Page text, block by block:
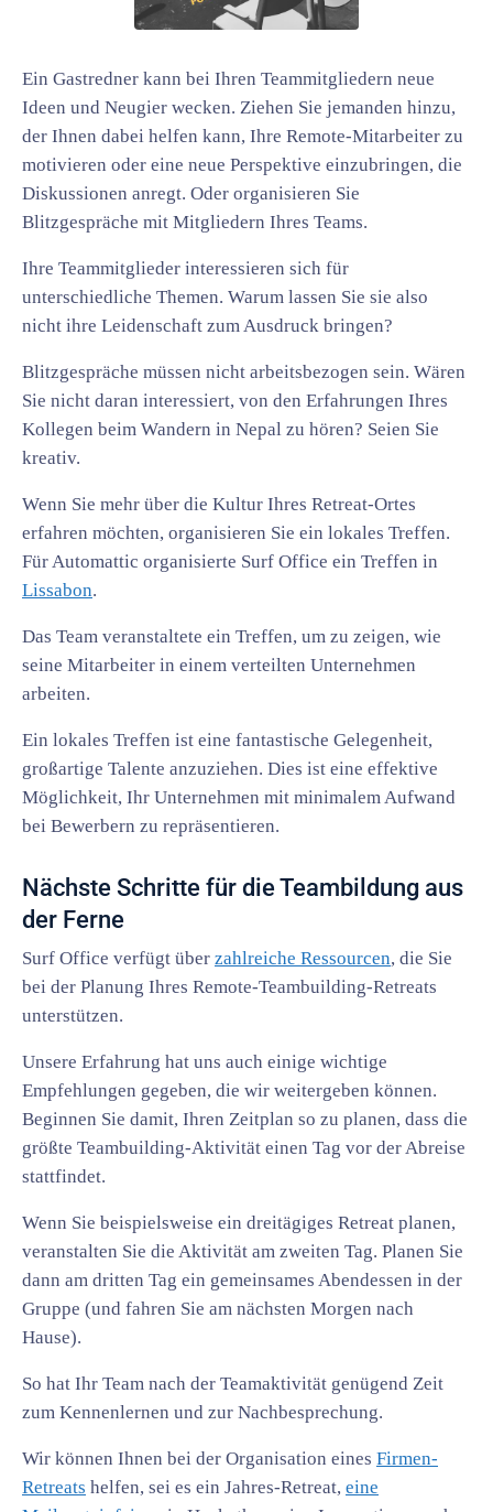
Ein Gastredner kann bei Ihren Teammitgliedern neue
Ideen und Neugier wecken. Ziehen Sie jemanden hinzu,
der Ihnen dabei helfen kann, Ihre Remote-Mitarbeiter zu
motivieren oder eine neue Perspektive einzubringen, die
Diskussionen anregt. Oder organisieren Sie
Blitzgespräche mit Mitgliedern Ihres Teams.
Ihre Teammitglieder interessieren sich für
unterschiedliche Themen. Warum lassen Sie sie also
nicht ihre Leidenschaft zum Ausdruck bringen?
Blitzgespräche müssen nicht arbeitsbezogen sein. Wären
Sie nicht daran interessiert, von den Erfahrungen Ihres
Kollegen beim Wandern in Nepal zu hören? Seien Sie
kreativ.
Wenn Sie mehr über die Kultur Ihres Retreat-Ortes
erfahren möchten, organisieren Sie ein lokales Treffen.
Für Automattic organisierte Surf Office ein Treffen in
Lissabon.
Das Team veranstaltete ein Treffen, um zu zeigen, wie
seine Mitarbeiter in einem verteilten Unternehmen
arbeiten.
Ein lokales Treffen ist eine fantastische Gelegenheit,
großartige Talente anzuziehen. Dies ist eine effektive
Möglichkeit, Ihr Unternehmen mit minimalem Aufwand
bei Bewerbern zu repräsentieren.
Nächste Schritte für die Teambildung aus
der Ferne
Surf Office verfügt über zahlreiche Ressourcen, die Sie
bei der Planung Ihres Remote-Teambuilding-Retreats
unterstützen.
Unsere Erfahrung hat uns auch einige wichtige
Empfehlungen gegeben, die wir weitergeben können.
Beginnen Sie damit, Ihren Zeitplan so zu planen, dass die
größte Teambuilding-Aktivität einen Tag vor der Abreise
stattfindet.
Wenn Sie beispielsweise ein dreitägiges Retreat planen,
veranstalten Sie die Aktivität am zweiten Tag. Planen Sie
dann am dritten Tag ein gemeinsames Abendessen in der
Gruppe (und fahren Sie am nächsten Morgen nach
Hause).
So hat Ihr Team nach der Teamaktivität genügend Zeit
zum Kennenlernen und zur Nachbesprechung.
Wir können Ihnen bei der Organisation eines Firmen-
Retreats helfen, sei es ein Jahres-Retreat, eine